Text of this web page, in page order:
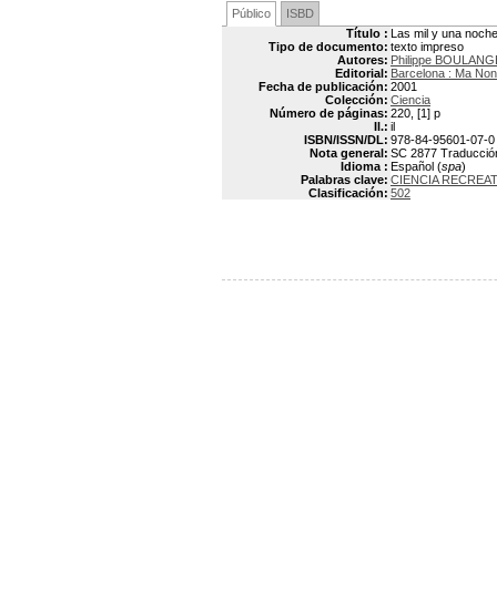
Público
ISBD
Título : Las mil y una
Tipo de documento: texto impreso
Autores: Philippe
Editorial: Barcelona : Ma
Fecha de publicación: 2001
Colección: Ciencia
Número de páginas: 220, [1] p
Il.: il
ISBN/ISSN/DL: 978-84-95601-07-0
Nota general: SC 2877
Idioma : Español (spa)
Palabras clave: CIENCIA
Clasificación: 502